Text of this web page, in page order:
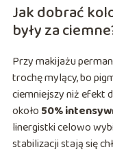
Jak dobrać
były za
Przy makijażu
trochę mylący, bo
ciemniejszy niż efekt
około 50%
linergistki celowo
stabilizacji stają się